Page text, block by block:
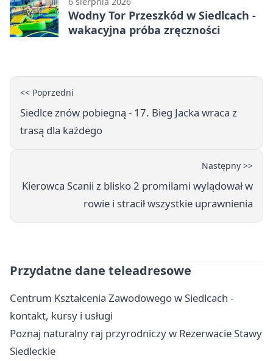
Wodny Tor Przeszkód w Siedlcach -
wakacyjna próba zręczności
<< Poprzedni
Siedlce znów pobiegną - 17. Bieg Jacka wraca z
trasą dla każdego
Następny >>
Kierowca Scanii z blisko 2 promilami wylądował w
rowie i stracił wszystkie uprawnienia
Przydatne dane teleadresowe
Centrum Kształcenia Zawodowego w Siedlcach -
kontakt, kursy i usługi
Poznaj naturalny raj przyrodniczy w Rezerwacie Stawy
Siedleckie